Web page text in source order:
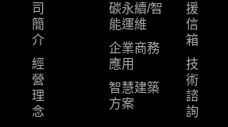
司
簡
介
經
營
理
念
碳永續/智
能運維
企業商務
應用
智慧建築
⽅案
援
信
箱
技
術
諮
詢